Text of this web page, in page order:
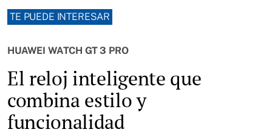
TE PUEDE INTERESAR
HUAWEI WATCH GT 3 PRO
El reloj inteligente que
combina estilo y
funcionalidad